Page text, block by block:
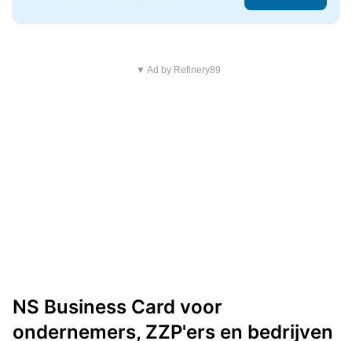
▼ Ad by Refinery89
NS Business Card voor
ondernemers, ZZP'ers en bedrijven